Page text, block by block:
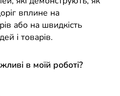
вплине на
або на швидкість
і товарів.
в моїй роботі?